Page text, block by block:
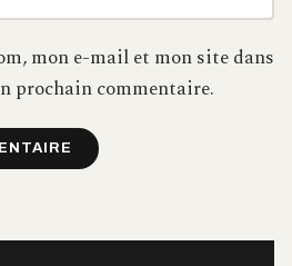
mon e-mail et mon site dans
prochain commentaire.